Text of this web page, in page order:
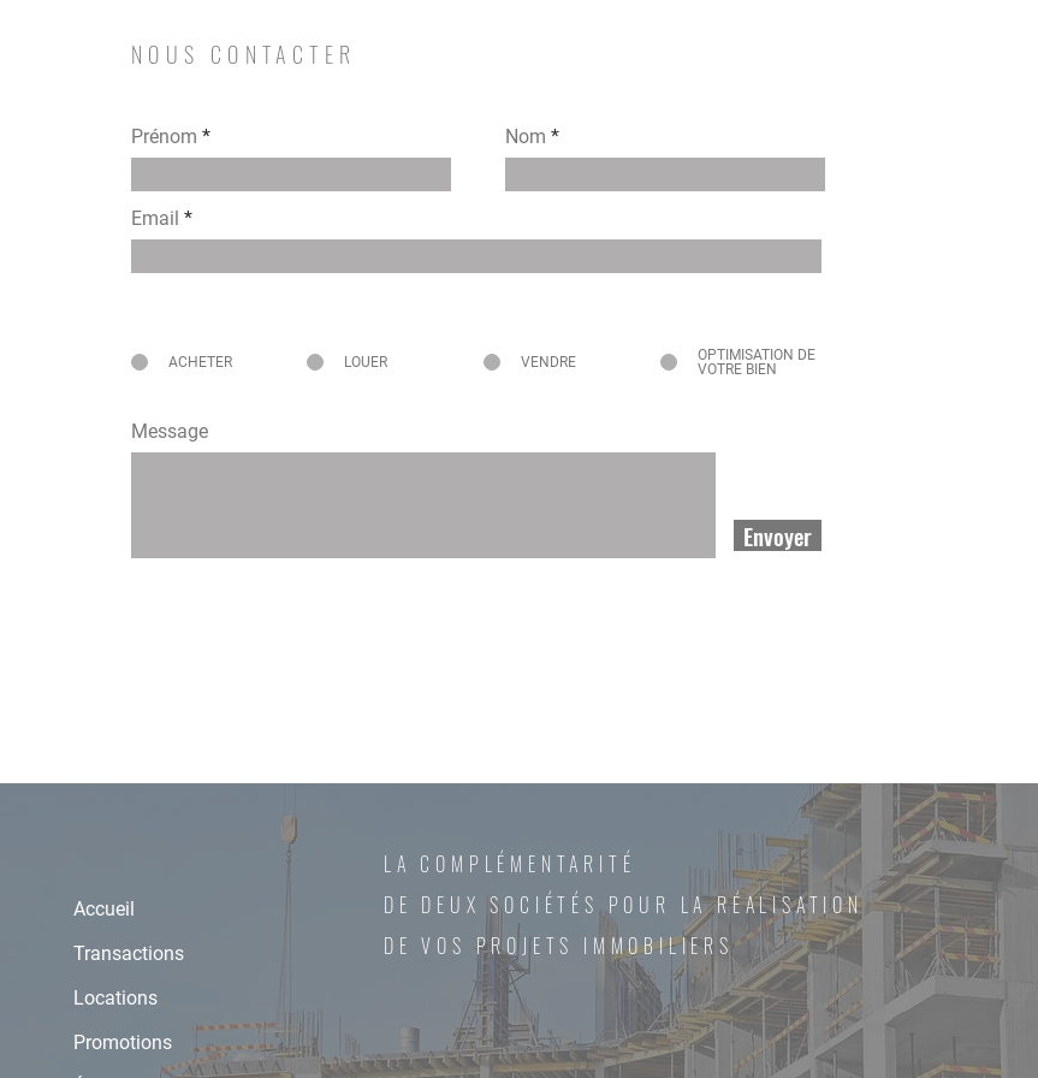
NOUS CONTACTER
Prénom Nom
Email
ACHETER LOUER VENDRE
OPTIMISATION DE
VOTRE BIEN
Message
Envoyer
Accueil
Transactions
Locations
Promotions
LA COMPLÉMENTARITÉ
DE DEUX SOCIÉTÉS POUR LA RÉALISATION
DE VOS PROJETS IMMOBILIERS